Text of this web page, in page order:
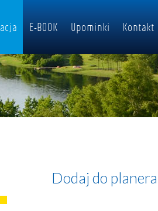
E-BOOK Upominki Kontakt
Dodaj do planera